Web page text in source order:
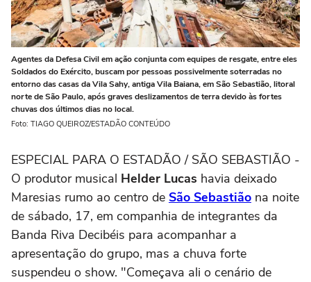
Agentes da Defesa Civil em ação conjunta com equipes de resgate, entre eles
Soldados do Exército, buscam por pessoas possivelmente soterradas no
entorno das casas da Vila Sahy, antiga Vila Baiana, em São Sebastião, litoral
norte de São Paulo, após graves deslizamentos de terra devido às fortes
chuvas dos últimos dias no local.
Foto: TIAGO QUEIROZ/ESTADÃO CONTEÚDO
ESPECIAL PARA O ESTADÃO / SÃO SEBASTIÃO -
O produtor musical Helder Lucas havia deixado
Maresias rumo ao centro de São Sebastião na noite
de sábado, 17, em companhia de integrantes da
Banda Riva Decibéis para acompanhar a
apresentação do grupo, mas a chuva forte
suspendeu o show. "Começava ali o cenário de